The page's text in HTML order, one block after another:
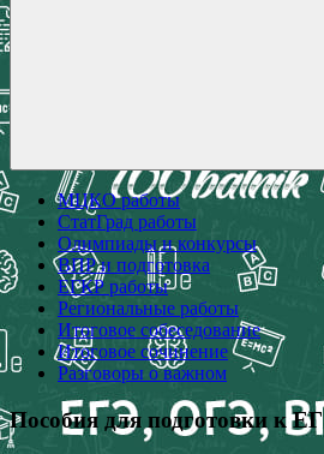
МЦКО работы
СтатГрад работы
Олимпиады и конкурсы
ВПР и подготовка
ЕГКР работы
Региональные работы
Итоговое собеседование
Итоговое сочинение
Разговоры о важном
Пособия для подготовки к